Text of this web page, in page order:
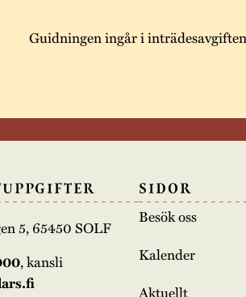
Guidningen ingår i
5, 65450 SOLF
, kansli
SIDOR
Besök oss
Kalender
Aktuellt